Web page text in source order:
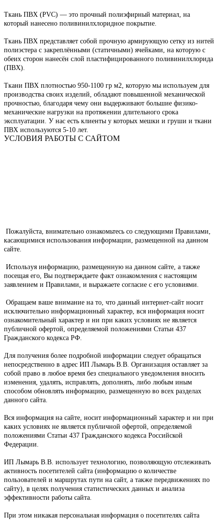
Ткань ПВХ (PVC) — это прочный полиэфирный материал, на
который нанесено поливинилхлоридное покрытие.
Ткань ПВХ представляет собой прочную армирующую сетку из нитей
полиэстера с закреплёнными (статичными) ячейками, на которую с
обеих сторон нанесён слой пластифицированного поливинилхлорида
(ПВХ).
Ткани ПВХ плотностью 950-1100 гр м2, которую мы используем для
производства своих изделий, обладают повышенной механической
прочностью, благодаря чему они выдерживают большие физико-
механические нагрузки на протяжении длительного срока
эксплуатации. У нас есть клиенты у которых мешки и груши и ткани
ПВХ используются 5-10 лет.
УСЛОВИЯ РАБОТЫ С САЙТОМ
Пожалуйста, внимательно ознакомьтесь со следующими Правилами,
касающимися использования информации, размещенной на данном
сайте.
Используя информацию, размещенную на данном сайте, а также
посещая его, Вы подтверждаете факт ознакомления с настоящим
заявлением и Правилами, и выражаете согласие с его условиями.
Обращаем ваше внимание на то, что данный интернет-сайт носит
исключительно информационный характер, вся информация носит
ознакомительный характер и ни при каких условиях не является
публичной офертой, определяемой положениями Статьи 437
Гражданского кодекса РФ.
Для получения более подробной информации следует обращаться
непосредственно в адрес ИП Лымарь В.В. Организация оставляет за
собой право в любое время без специального уведомления вносить
изменения, удалять, исправлять, дополнять, либо любым иным
способом обновлять информацию, размещенную во всех разделах
данного сайта.
Вся информация на сайте, носит информационный характер и ни при
каких условиях не является публичной офертой, определяемой
положениями Статьи 437 Гражданского кодекса Российской
Федерации.
ИП Лымарь В.В. использует технологию, позволяющую отслеживать
активность посетителей сайта (информацию о количестве
пользователей и маршрутах пути на сайт, а также передвижениях по
сайту), в целях получения статистических данных и анализа
эффективности работы сайта.
При этом никакая персональная информация о посетителях сайта